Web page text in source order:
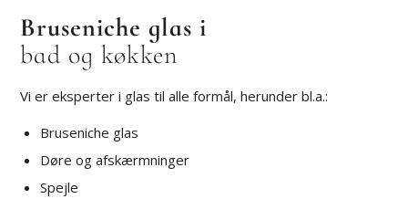
Bruseniche glas i
bad og køkken
Vi er eksperter i glas til alle formål, herunder bl.a.:
Bruseniche glas
Døre og afskærmninger
Spejle